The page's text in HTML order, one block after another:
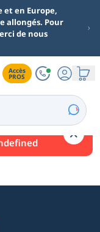
et en Europe,
allongés. Pour
de nous
Accès
PROS